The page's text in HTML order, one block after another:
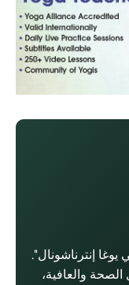
إنترناشونال".
والعافية،